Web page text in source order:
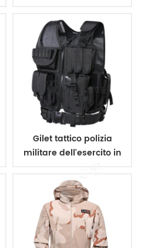
impermeabile
Gilet tattico polizia
militare dell'esercito in